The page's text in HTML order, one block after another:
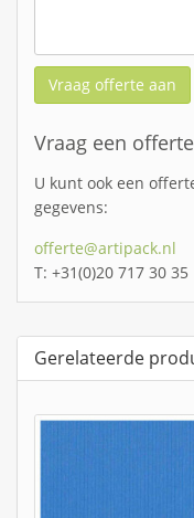
Vraag offerte aan
Vraag een
U kunt ook een
gegevens:
offerte@artipack.nl
T: +31(0)20 717 30 35
Gerelateerde